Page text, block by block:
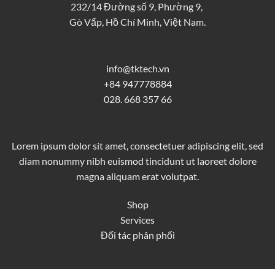
232/14 Đường số 9, Phường 9,
Gò Vấp, Hồ Chí Minh, Việt Nam.
info@tktech.vn
+84 947778884
028. 668 357 66
Lorem ipsum dolor sit amet, consectetuer adipiscing elit, sed
diam nonummy nibh euismod tincidunt ut laoreet dolore
magna aliquam erat volutpat.
Shop
Services
Đối tác phân phối